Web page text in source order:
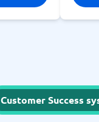
Customer Success